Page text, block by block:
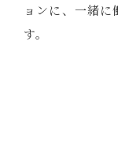
ョンに、一緒
す。